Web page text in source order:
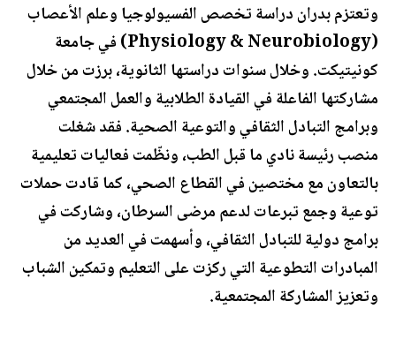
وتعتزم بدران دراسة تخصص الفسيولوجيا وعلم الأعصاب
(Physiology & Neurobiology) في جامعة
كونيتيكت. وخلال سنوات دراستها الثانوية، برزت من خلال
مشاركتها الفاعلة في القيادة الطلابية والعمل المجتمعي
وبرامج التبادل الثقافي والتوعية الصحية. فقد شغلت
منصب رئيسة نادي ما قبل الطب، ونظّمت فعاليات تعليمية
بالتعاون مع مختصين في القطاع الصحي، كما قادت حملات
توعية وجمع تبرعات لدعم مرضى السرطان، وشاركت في
برامج دولية للتبادل الثقافي، وأسهمت في العديد من
المبادرات التطوعية التي ركزت على التعليم وتمكين الشباب
وتعزيز المشاركة المجتمعية.